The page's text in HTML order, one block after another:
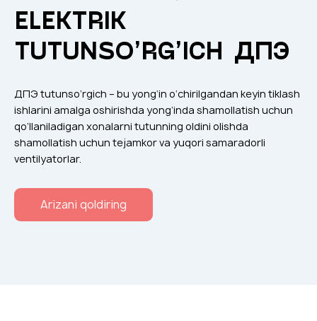
Klapanlar
Ventilatsion panjaralar
Shovqin yutgichlar
Filtrlar
Qo'shimcha jihozlar
Горнодобывающая отрасль
ELEKTRIK
TUTUNSO’RG’ICH ДПЭ
ДПЭ tutunso‘rgich – bu yong‘in o‘chirilgandan keyin tiklash
ishlarini amalga oshirishda yong‘inda shamollatish uchun
qo‘llaniladigan xonalarni tutunning oldini olishda
shamollatish uchun tejamkor va yuqori samaradorli
ventilyatorlar.
Arizani qoldiring